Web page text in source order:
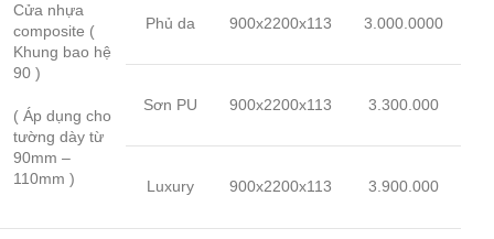
Cửa nhựa
composite (
Khung bao hệ
90 )
( Áp dụng cho
tường dày từ
90mm –
110mm )
Phủ da 900x2200x113 3.000.0000
Sơn PU 900x2200x113 3.300.000
Luxury 900x2200x113 3.900.000